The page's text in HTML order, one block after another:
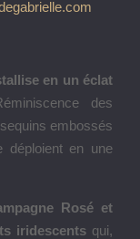
en un éclat
des
embossés
déploient en une
Rosé et
iridescents qui,